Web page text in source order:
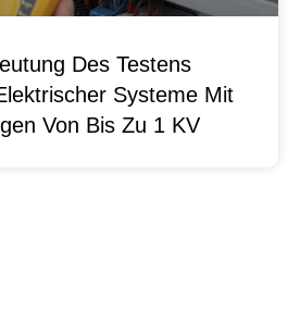
Des Testens
Systeme Mit
Von Bis Zu 1 KV